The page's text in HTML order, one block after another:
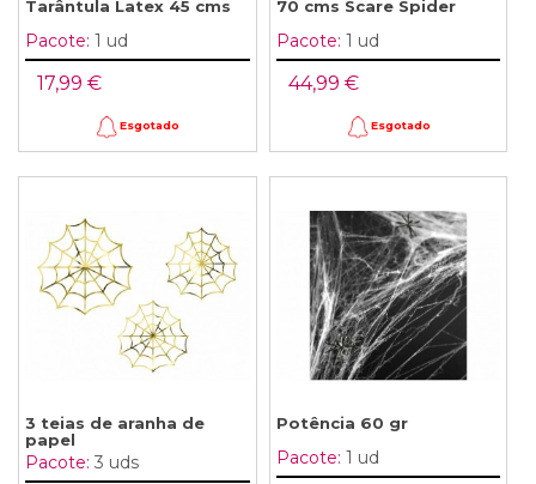
Tarântula Latex 45 cms
Pacote: 1 ud
17,99 €
Esgotado
70 cms Scare Spider
Pacote: 1 ud
44,99 €
Esgotado
3 teias de aranha de
papel
Pacote: 3 uds
Potência 60 gr
Pacote: 1 ud